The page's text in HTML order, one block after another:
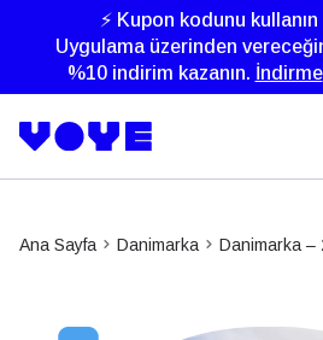
⚡ Kupon kodunu kullanın
Uygulama üzerinden
%10 indirim kazanın. İndirme
Ana Sayfa Danimarka Danimarka –